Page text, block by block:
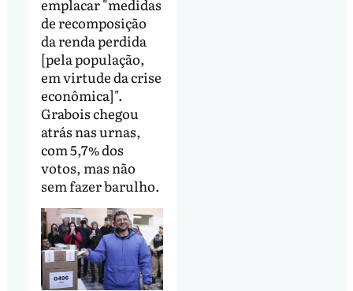
emplacar "medidas
de recomposição
da renda perdida
[pela população,
em virtude da crise
econômica]".
Grabois chegou
atrás nas urnas,
com 5,7% dos
votos, mas não
sem fazer barulho.